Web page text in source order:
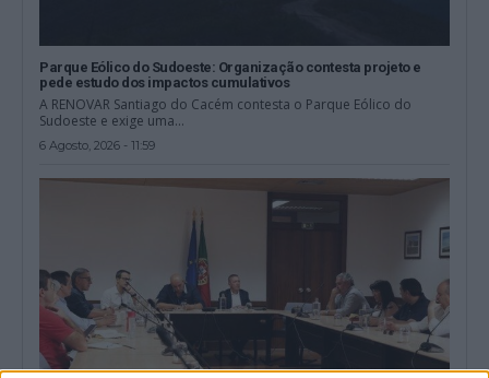
Parque Eólico do Sudoeste: Organização contesta projeto e
pede estudo dos impactos cumulativos
A RENOVAR Santiago do Cacém contesta o Parque Eólico do
Sudoeste e exige uma...
6 Agosto, 2026 - 11:59